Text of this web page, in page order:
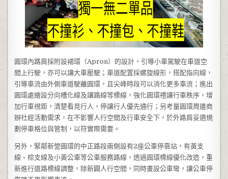
圓環內路肩採附設裙環（Apron）的設計，引導小車駕駛在車道空
間上行駛，亦可以讓大車壓駛；車道配置採螺旋線形，搭配指向線，
引導車流由外側車道駛離圓環，且尖峰時段可以消化更多車流；進出
圓環處繪設分向槽化線及讓路線等標線，強化圓環禮讓行車秩序，增
加行車視距，清楚看見行人，停讓行人優先通行；另考量圓環周邊商
辦社經活動需求，在不影響人行空間及行車安全下，於外路肩妥適規
劃停車格位與管制，以符實際需要。
另外，緊鄰新營圓環的中正路段兩側設有2座公車停靠站，有黃支
線、棕支線及小黃公車等公車服務路線，透過圓環標線優化改造，重
新進行道路標線調整，除新闢人行空間，同時畫設公車彎，讓公車停